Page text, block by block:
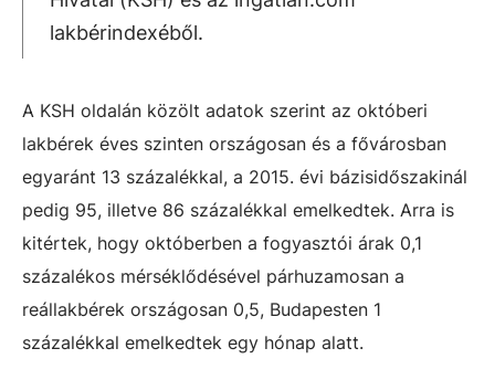
lakbérindexéből.
A KSH oldalán közölt adatok szerint az októberi
lakbérek éves szinten országosan és a fővárosban
egyaránt 13 százalékkal, a 2015. évi bázisidőszakinál
pedig 95, illetve 86 százalékkal emelkedtek. Arra is
kitértek, hogy októberben a fogyasztói árak 0,1
százalékos mérséklődésével párhuzamosan a
reállakbérek országosan 0,5, Budapesten 1
százalékkal emelkedtek egy hónap alatt.